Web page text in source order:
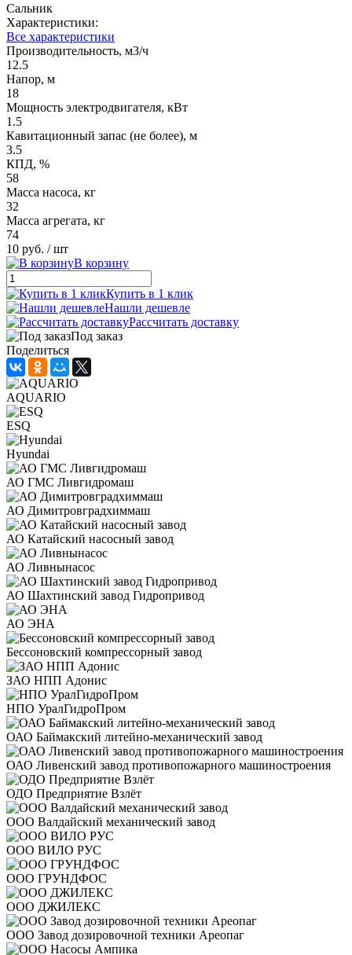
Сальник
Характеристики:
Все характеристики
Производительность, м3/ч
12.5
Напор, м
18
Мощность электродвигателя, кВт
1.5
Кавитационный запас (не более), м
3.5
КПД, %
58
Масса насоса, кг
32
Масса агрегата, кг
74
10 руб. / шт
В корзину
Купить в 1 клик
Нашли дешевле
Рассчитать доставку
Под заказ
Поделиться
AQUARIO
ESQ
Hyundai
АО ГМС Ливгидромаш
АО Димитровградхиммаш
АО Катайский насосный завод
АО Ливнынасос
АО Шахтинский завод Гидропривод
АО ЭНА
Бессоновский компрессорный завод
ЗАО НПП Адонис
НПО УралГидроПром
ОАО Баймакский литейно-механический завод
ОАО Ливенский завод противопожарного машиностроения
ОДО Предприятие Взлёт
ООО Валдайский механический завод
ООО ВИЛО РУС
ООО ГРУНДФОС
ООО ДЖИЛЕКС
ООО Завод дозировочной техники Ареопаг